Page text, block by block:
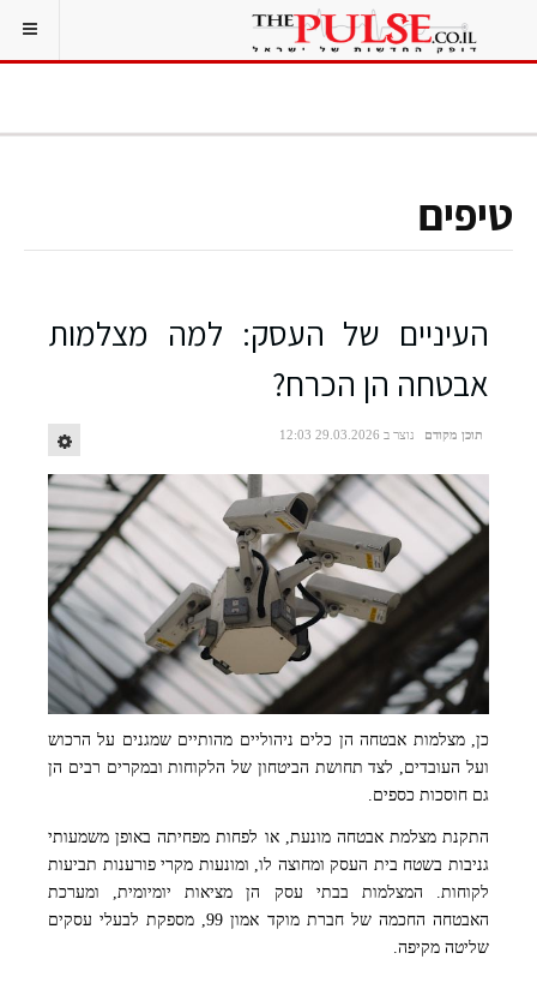
טיפים
העיניים של העסק: למה מצלמות
אבטחה הן הכרח?
תוכן מקודם נוצר ב 29.03.2026 12:03
כן, מצלמות אבטחה הן כלים ניהוליים מהותיים שמגנים על הרכוש
ועל העובדים, לצד תחושת הביטחון של הלקוחות ובמקרים רבים הן
גם חוסכות כספים.
התקנת מצלמת אבטחה מונעת, או לפחות מפחיתה באופן משמעותי
גניבות בשטח בית העסק ומחוצה לו, ומונעות מקרי פורענות תביעות
לקוחות. המצלמות בבתי עסק הן מציאות יומיומית, ומערכת
האבטחה החכמה של חברת מוקד אמון 99, מספקת לבעלי עסקים
שליטה מקיפה.